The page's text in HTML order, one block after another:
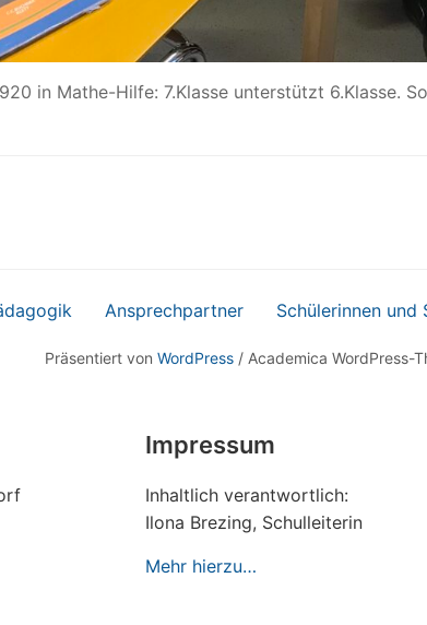
in Mathe-Hilfe: 7.Klasse unterstützt 6.Klasse.
Ansprechpartner Schülerinnen und
Präsentiert von WordPress / Academica WordPress-
Impressum
Inhaltlich verantwortlich:
Ilona Brezing, Schulleiterin
Mehr hierzu…